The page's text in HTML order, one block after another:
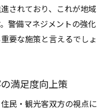
されており、これが地域
警備マネジメントの強化
要な施策と言えるでしょ
満足度向上策
民・観光客双方の視点に